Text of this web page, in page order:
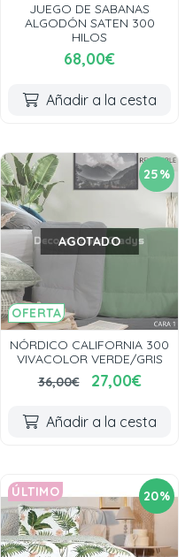
JUEGO DE SABANAS
ALGODÓN SATEN 300
HILOS
68,00€
Añadir a la cesta
25%
OFERTA
AGOTADO
NÓRDICO CALIFORNIA 300
VIVACOLOR VERDE/GRIS
36,00€
27,00€
Añadir a la cesta
20%
ÚLTIMO